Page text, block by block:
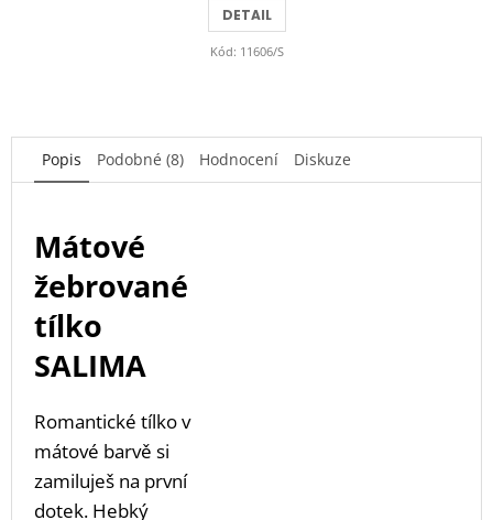
DETAIL
Kód: 11606/S
Popis Podobné (8) Hodnocení Diskuze
Mátové
žebrované
tílko
SALIMA
Romantické tílko v
mátové barvě si
zamiluješ na první
dotek. Hebký